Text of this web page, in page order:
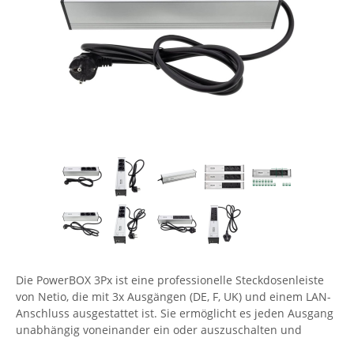
Energiemessung
Energieverteilung
IP, WLAN & GSM Sensorik
Datenlogger
Remote I/O
IPC, Industrielle Netzwerktechnik & WLAN
Industrielle Netzwerktechnik / Kommunikation
Industrielle Computer
IT Netzwerktechnik / Kommunikation
Comet System
CompleTech
Contemporary Controls
Enginko - mcf88
Fokus Technologies
Guntermann & Drunck
High Sec Labs
HW group
Die PowerBOX 3Px ist eine professionelle Steckdosenleiste
von Netio, die mit 3x Ausgängen (DE, F, UK) und einem LAN-
Anschluss ausgestattet ist. Sie ermöglicht es jeden Ausgang
unabhängig voneinander ein oder auszuschalten und